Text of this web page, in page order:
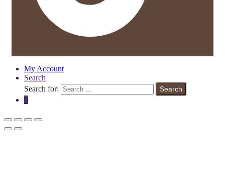
My Account
Search
Search for:
Search
0